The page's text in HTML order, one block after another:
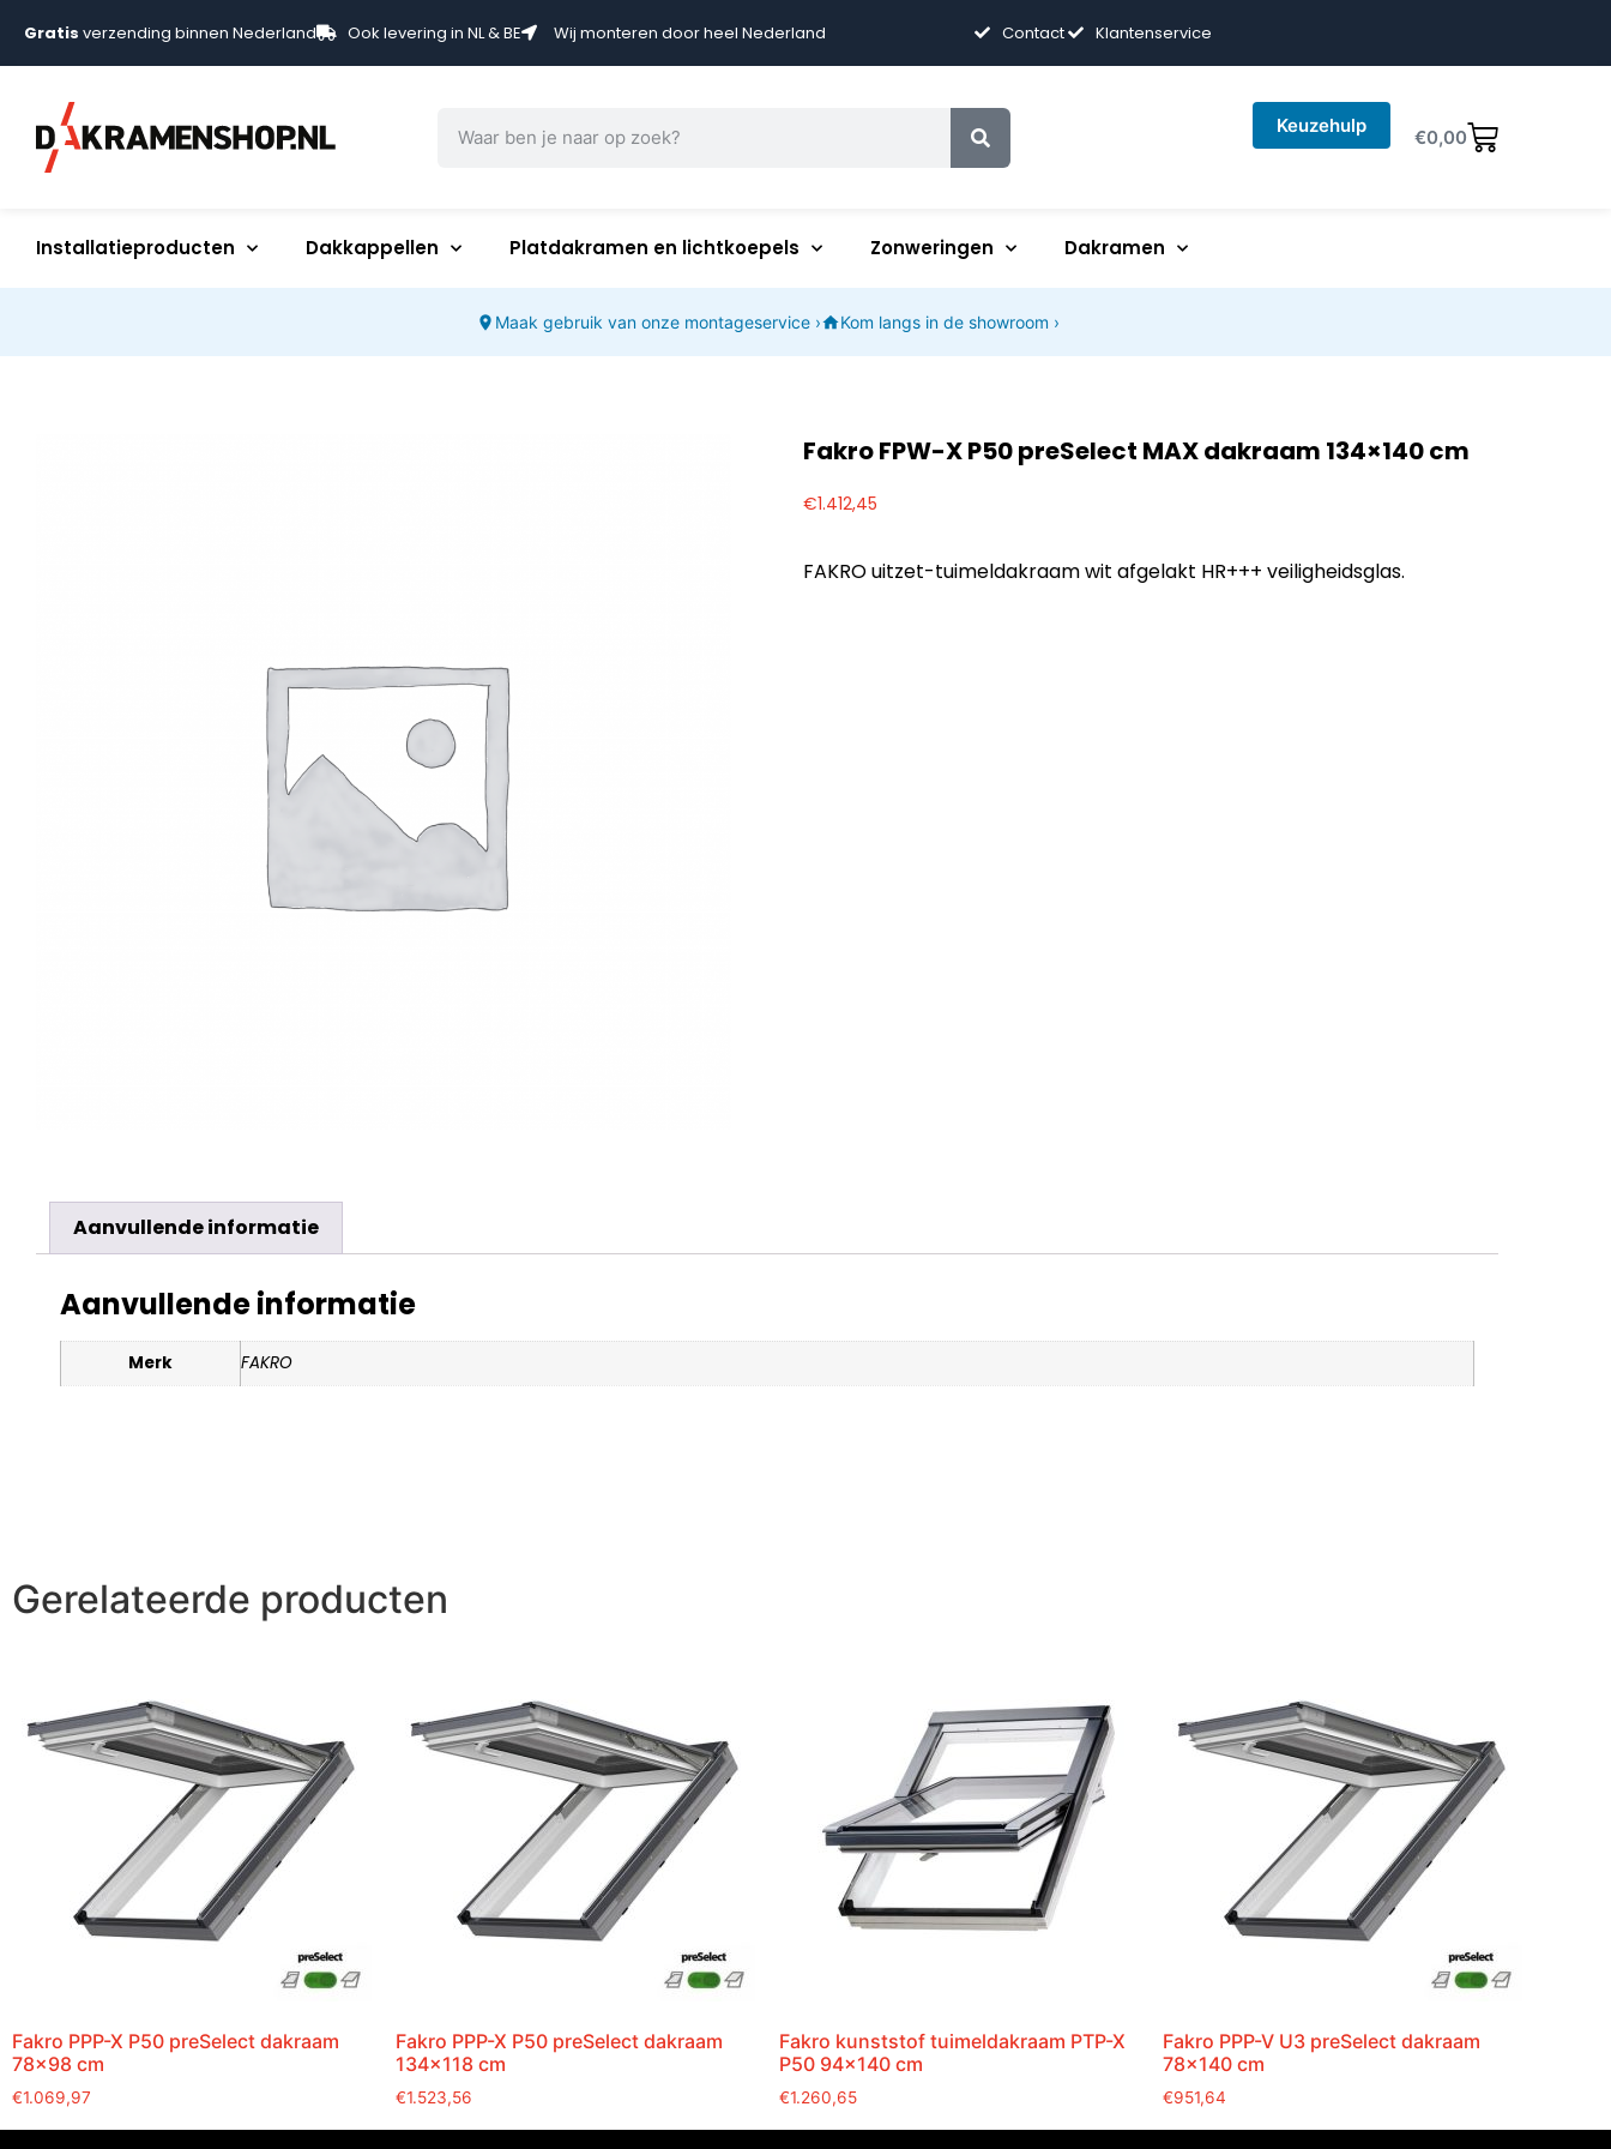
Gratis verzending binnen Nederland Ook levering in NL & BE Wij monteren door heel Nederland Contact Klantenservice
Keuzehulp
€0,00
Installatieproducten Dakkappellen Platdakramen en lichtkoepels Zonweringen Dakramen
Maak gebruik van onze montageservice › Kom langs in de showroom ›
Fakro FPW-X P50 preSelect MAX dakraam 134×140 cm
€1.412,45
FAKRO uitzet-tuimeldakraam wit afgelakt HR+++ veiligheidsglas.
Aanvullende informatie
Aanvullende informatie
Merk FAKRO
Gerelateerde producten
Fakro PPP-X P50 preSelect dakraam
78×98 cm
€1.069,97
Fakro PPP-X P50 preSelect dakraam
134×118 cm
€1.523,56
Fakro kunststof tuimeldakraam PTP-X
P50 94×140 cm
€1.260,65
Fakro PPP-V U3 preSelect dakraam
78×140 cm
€951,64